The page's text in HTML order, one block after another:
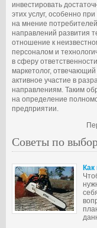
инвестировать
этих услуг, особенно
на мнение
направлений развития
отношение к
персоналом и
в сферу
маркетолог,
активное участие в
направлениям. Таким
на определение
предприятии.
Советы по